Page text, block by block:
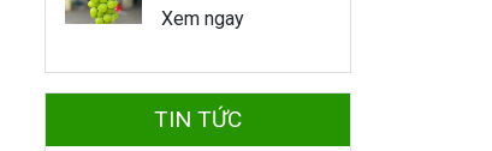
Xem ngay
TIN TỨC